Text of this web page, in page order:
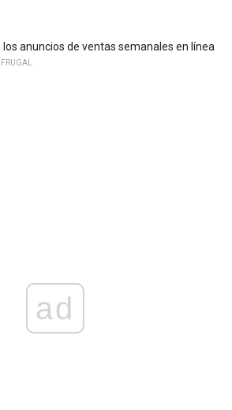
los anuncios de ventas semanales en línea
ad